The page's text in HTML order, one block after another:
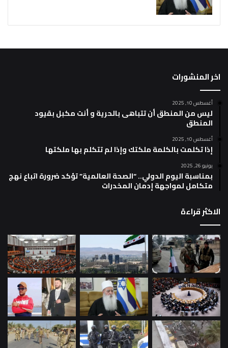
اخر المنشورات
أغسطس 10, 2025
ليس من المنطق أن تتباهى بالحرية و أنت مكبل بقيود
المنطق
أغسطس 10, 2025
إذا تكلمت بالكلمة ملكتك وإذا لم تتكلم بها ملكتها
يونيو 26, 2025
بمناسبة اليوم الدولي.. “الصحة العالمية” تؤكد ضرورة اتباع نهج
متكامل لمواجهة إدمان المخدرات
الاكثر قراءة